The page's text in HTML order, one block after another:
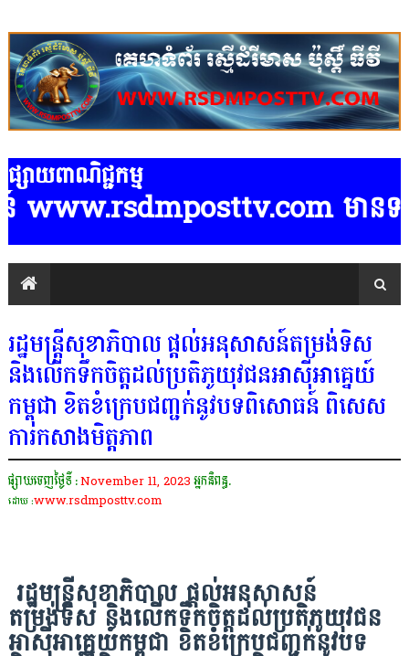
ផ្សាយពាណិជ្ជកម្ម
មានទទួលផ្ស
រដ្ឋមន្ត្រីសុខាភិបាល ផ្តល់អនុសាសន៍តម្រង់ទិស
និងលើកទឹកចិត្តដល់ប្រតិភូយុវជនអាស៊ីអាគ្នេយ៍
កម្ពុជា ខិតខំក្រេបជញ្ជក់នូវបទពិសោធន៍ ពិសេស
ការកសាងមិត្តភាព
ផ្សាយចេញថ្ងៃទី :November 11, 2023 អ្នកនិពន្ធ.
ដោយ :www.rsdmposttv.com
រដ្ឋមន្ត្រីសុខាភិបាល ផ្តល់អនុសាសន៍
តម្រង់ទិស និងលើកទឹកចិត្តដល់ប្រតិភូយុវជន
អាស៊ីអាគ្នេយ៍កម្ពុជា ខិតខំក្រេបជញ្ជក់នូវបទ